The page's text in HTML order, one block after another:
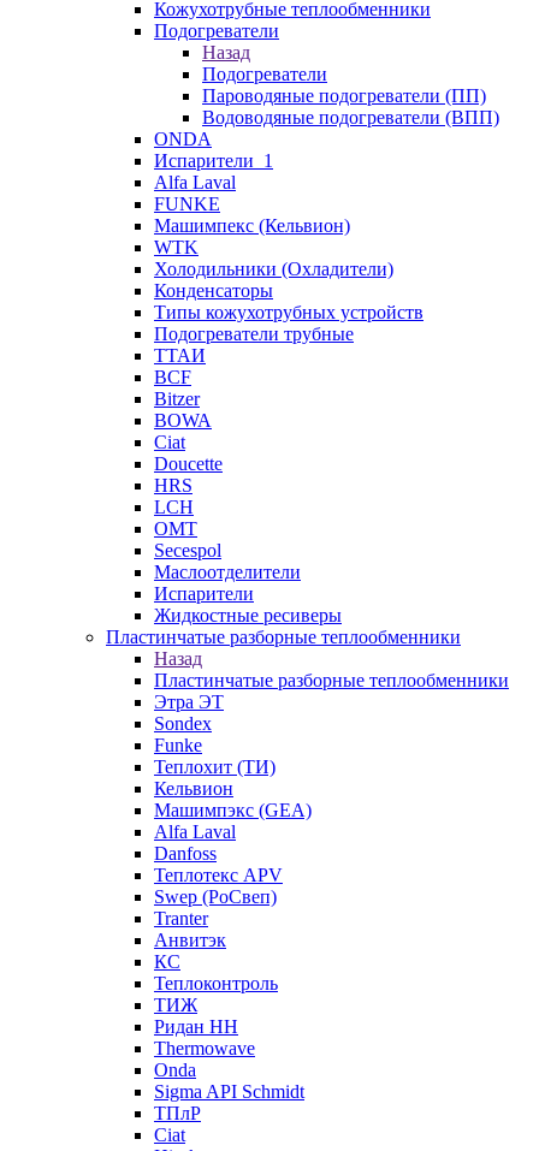
Кожухотрубные теплообменники
Подогреватели
Назад
Подогреватели
Пароводяные подогреватели (ПП)
Водоводяные подогреватели (ВПП)
ONDA
Испарители_1
Alfa Laval
FUNKE
Машимпекс (Кельвион)
WTK
Холодильники (Охладители)
Конденсаторы
Типы кожухотрубных устройств
Подогреватели трубные
ТТАИ
BCF
Bitzer
BOWA
Ciat
Doucette
HRS
LCH
OMT
Secespol
Маслоотделители
Испарители
Жидкостные ресиверы
Пластинчатые разборные теплообменники
Назад
Пластинчатые разборные теплообменники
Этра ЭТ
Sondex
Funke
Теплохит (ТИ)
Кельвион
Машимпэкс (GEA)
Alfa Laval
Danfoss
Теплотекс APV
Swep (РоСвеп)
Tranter
Анвитэк
КС
Теплоконтроль
ТИЖ
Ридан НН
Thermowave
Onda
Sigma API Schmidt
ТПлР
Ciat